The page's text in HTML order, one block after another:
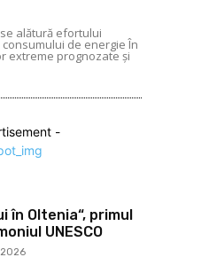
alătură efortului
de energie În
extreme prognozate și
-
în Oltenia“, primul
UNESCO